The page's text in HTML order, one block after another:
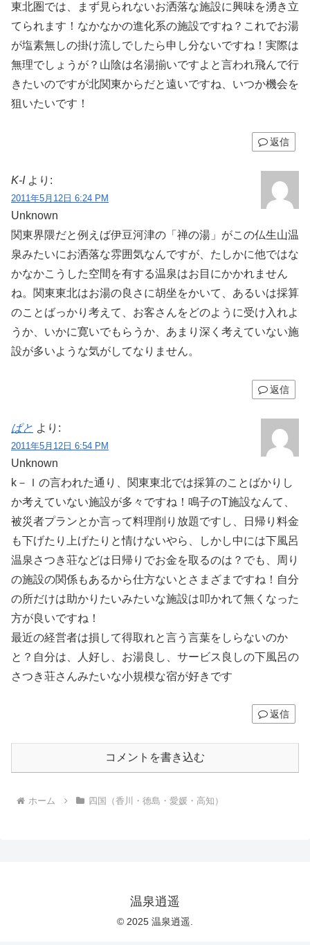
東北圏では、まず見られないお洒落な施設に興味を湧き立
てられます！なかなかの進化系の施設ですね？これでお湯
が塩素無しの掛け流しでしたら申し分ないですね！実際は
無理でしょうが？山陰は名湯揃いですよと言われ飛んで行
きたいのですが北関東からだと遠いですね、いつか機会を
狙いたいです！
返信
K-I より:
2011年5月12日 6:24 PM
Unknown
関東界隈だと例えば伊豆河津の「禅の湯」がこの仏生山温
泉みたいにお洒落な雰囲気なんですが、たしかに他ではな
かなかこうした空間を有する温泉はお目にかかれません
ね。関東東北はお湯の良さに胡坐をかいて、あるいは採算
のことばっかり考えて、お客さんをどのように受け入れよ
うか、いかに寛いでもらうか、あまり深く考えていない施
設が多いような気がしてなりません。
返信
ぱと より:
2011年5月12日 6:54 PM
Unknown
k－Ｉの言われた通り、関東東北では採算のことばかりし
か考えていない施設が多々ですね！鳴子のT施設なんて、
被災者プランとか言って料理削り放題ですし、日帰り料金
も下げたり上げたりと情けないやら、しかし中には下風呂
温泉さつき荘などは日帰りでお金を取るのは？でも、周り
の施設の関係もあるから仕方ないとさまざまですね！自分
の所だけは助かりたいみたいな施設は叩かれて無くなった
方が良いですね！
最近の経営者は損して得取れと言う言葉をしらないのか
と？自分は、人好し、お湯良し、サービス良しの下風呂の
さつき荘さんみたいな小規模な宿が好きです
返信
コメントを書き込む
ホーム 四国（香川・徳島・愛媛・高知）
温泉逍遥
© 2025 温泉逍遥.